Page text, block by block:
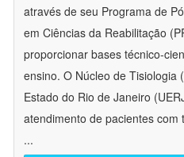
através de seu Programa de
em Ciências da Reabilitação
proporcionar bases técnico-
ensino. O Núcleo de Tisiologia
Estado do Rio de Janeiro
atendimento de pacientes com
...